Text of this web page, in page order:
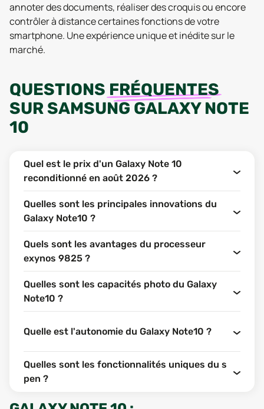
annoter des documents, réaliser des croquis ou encore
contrôler à distance certaines fonctions de votre
smartphone. Une expérience unique et inédite sur le
marché.
QUESTIONS FRÉQUENTES
SURSAMSUNG GALAXY NOTE
10
Quel est le prix d'un Galaxy Note 10
reconditionné en août 2026 ?
Quelles sont les principales innovations du
Galaxy Note10 ?
Quels sont les avantages du processeur
exynos 9825 ?
Quelles sont les capacités photo du Galaxy
Note10 ?
Quelle est l'autonomie du Galaxy Note10 ?
Quelles sont les fonctionnalités uniques du s
pen ?